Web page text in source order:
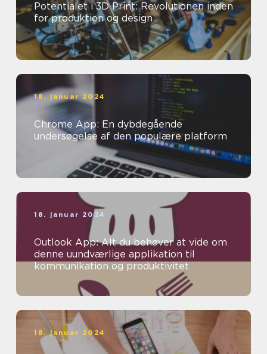
Potentialet i 3D Print: Revolutionen inden
for produktion og design
18. januar 2024
Chrome App: En dybdegående
undersøgelse af den populære platform
18. januar 2024
Outlook App: Alt du behøver at vide om
denne uundværlige applikation til
kommunikation og produktivitet
18. januar 2024